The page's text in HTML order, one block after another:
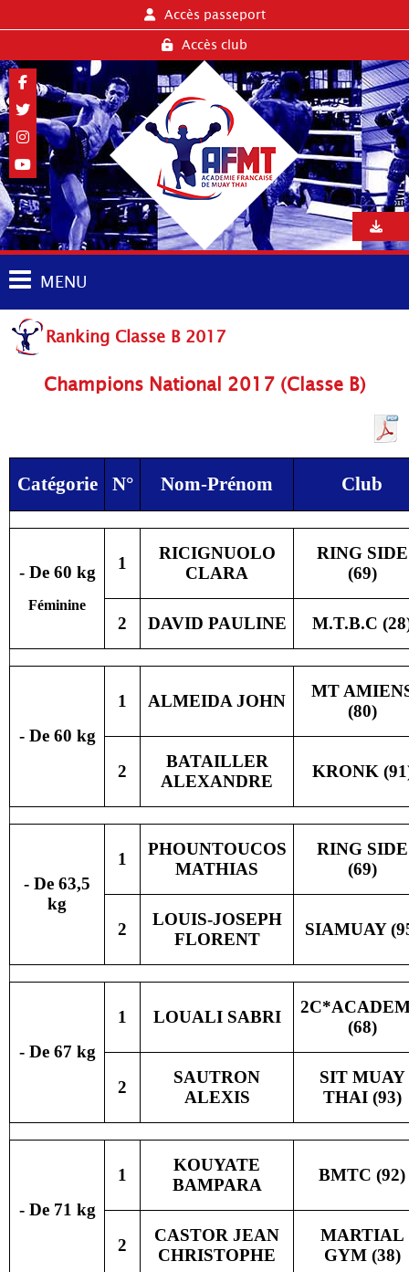
Accès passeport
Accès club
MENU
Ranking Classe B 2017
Champions National 2017 (Classe B)
Catégorie N° Nom-Prénom Club
- De 60 kg
Féminine
1
RICIGNUOLO
CLARA
RING SIDE
(69)
2 DAVID PAULINE M.T.B.C
- De 60 kg
1 ALMEIDA JOHN
MT
(80)
2
BATAILLER
ALEXANDRE
KRONK
- De 63,5
kg
1
PHOUNTOUCOS
MATHIAS
RING SIDE
(69)
2
LOUIS-JOSEPH
FLORENT
SIAMUAY
- De 67 kg
1 LOUALI SABRI
(68)
2
SAUTRON
ALEXIS
SIT MUAY
THAI (93)
- De 71 kg
1
KOUYATE
BAMPARA
BMTC (92)
2
CASTOR JEAN
CHRISTOPHE
MARTIAL
GYM (38)